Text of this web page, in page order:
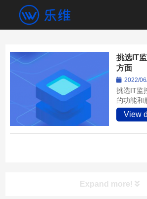
挑选IT
方面
2022/
挑选IT监
的功能和
View
Expand more!